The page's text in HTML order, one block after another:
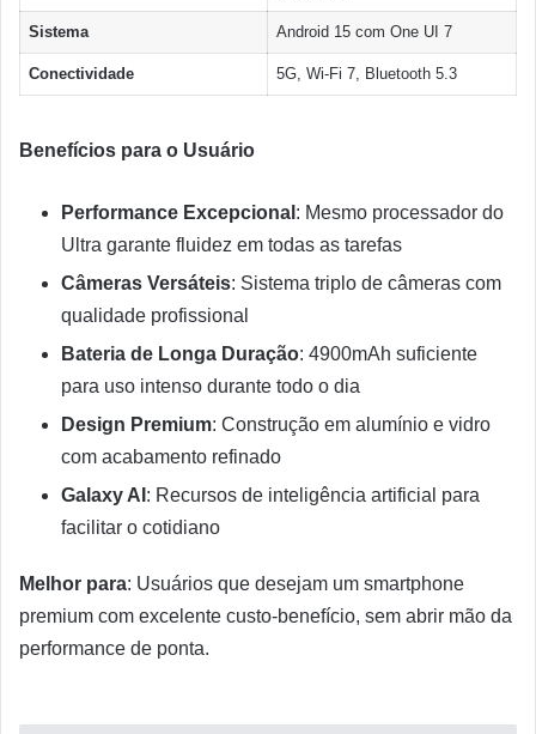
Sistema Android 15 com One UI 7
Conectividade 5G, Wi-Fi 7, Bluetooth 5.3
Benefícios para o Usuário
Performance Excepcional : Mesmo processador do
Ultra garante fluidez em todas as tarefas
Câmeras Versáteis: Sistema triplo de câmeras com
qualidade profissional
Bateria de Longa Duração: 4900mAh suficiente
para uso intenso durante todo o dia
Design Premium: Construção em alumínio e vidro
com acabamento refinado
Galaxy AI : Recursos de inteligência artificial para
facilitar o cotidiano
Melhor para: Usuários que desejam um smartphone
premium com excelente custo-benefício, sem abrir mão da
performance de ponta.